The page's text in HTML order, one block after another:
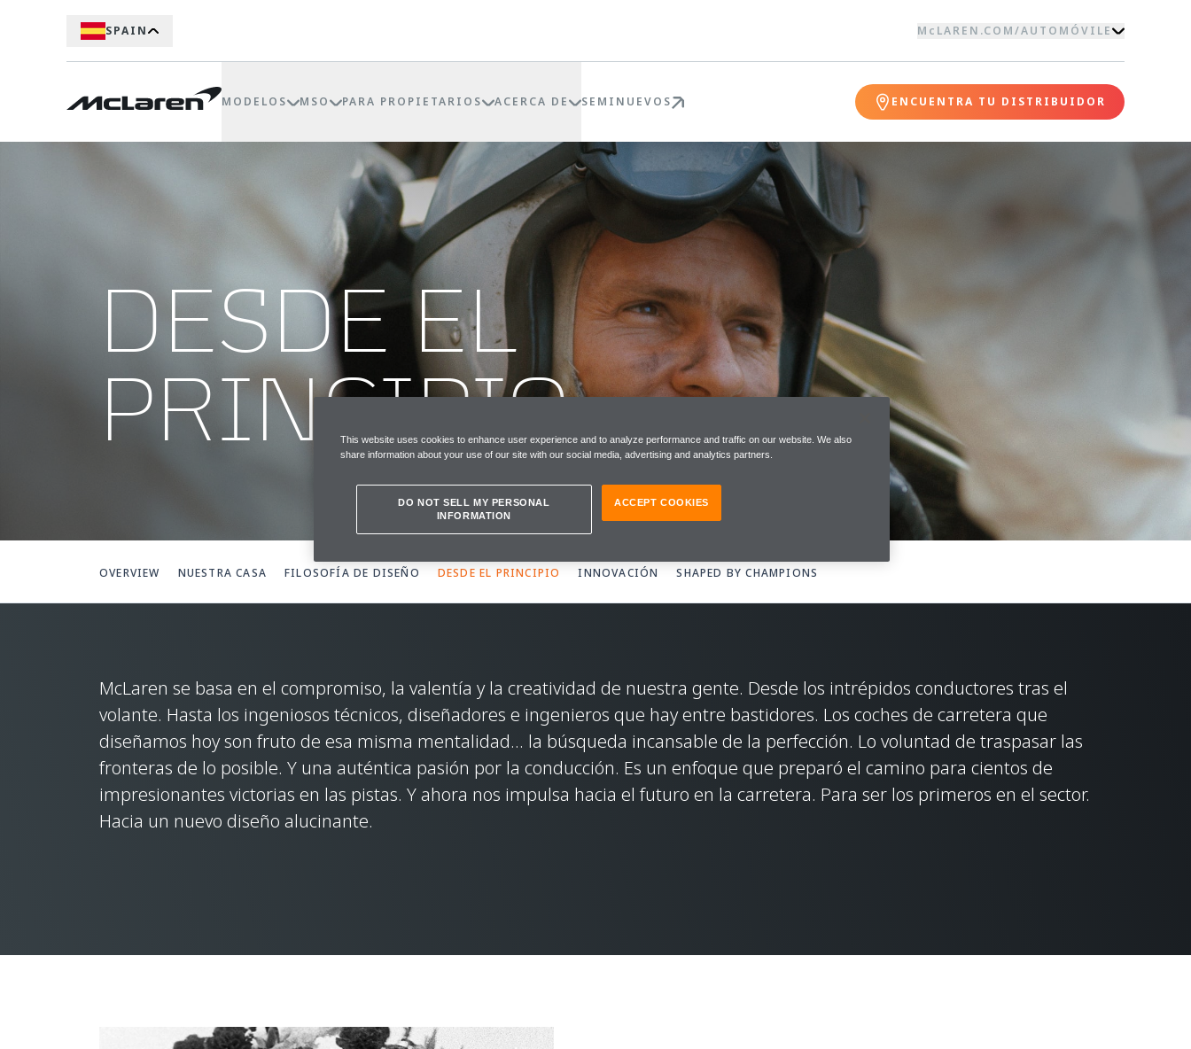
SPAIN McLAREN.COM/AUTOMÓVILE
MODELOS MSO PARA PROPIETARIOS ACERCA DE SEMINUEVOS ENCUENTRA TU DISTRIBUIDOR
DESDE EL
PRINCIPIO
OVERVIEW NUESTRA CASA FILOSOFÍA DE DISEÑO DESDE EL PRINCIPIO INNOVACIÓN SHAPED BY CHAMPIONS
McLaren se basa en el compromiso, la valentía y la creatividad de nuestra gente. Desde los intrépidos conductores tras el
volante. Hasta los ingeniosos técnicos, diseñadores e ingenieros que hay entre bastidores. Los coches de carretera que
diseñamos hoy son fruto de esa misma mentalidad… la búsqueda incansable de la perfección. Lo voluntad de traspasar las
fronteras de lo posible. Y una auténtica pasión por la conducción. Es un enfoque que preparó el camino para cientos de
impresionantes victorias en las pistas. Y ahora nos impulsa hacia el futuro en la carretera. Para ser los primeros en el sector.
Hacia un nuevo diseño alucinante.
This website uses cookies to enhance user experience and to analyze performance and traffic on our website. We also
share information about your use of our site with our social media, advertising and analytics partners.
DO NOT SELL MY PERSONAL
INFORMATION
ACCEPT COOKIES